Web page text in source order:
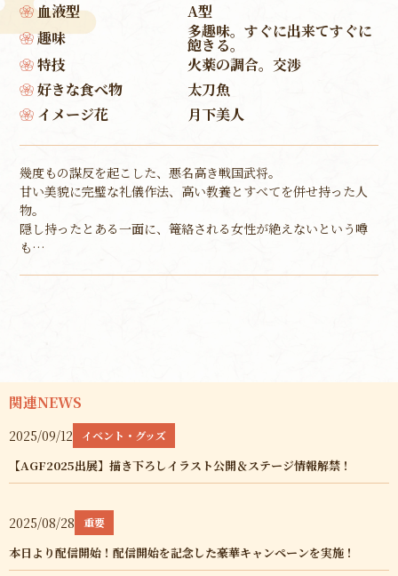
血液型
A型
趣味
多趣味。すぐに出来てすぐに
飽きる。
特技
火薬の調合。交渉
好きな食べ物
太刀魚
イメージ花
月下美人
幾度もの謀反を起こした、悪名高き戦国武将。
甘い美貌に完璧な礼儀作法、高い教養とすべてを併せ持った人
物。
隠し持ったとある一面に、篭絡される女性が絶えないという噂
も…
関連NEWS
2025/09/12 イベント・グッズ
【AGF2025出展】描き下ろしイラスト公開＆ステージ情報解禁！
2025/08/28 重要
本日より配信開始！配信開始を記念した豪華キャンペーンを実施！